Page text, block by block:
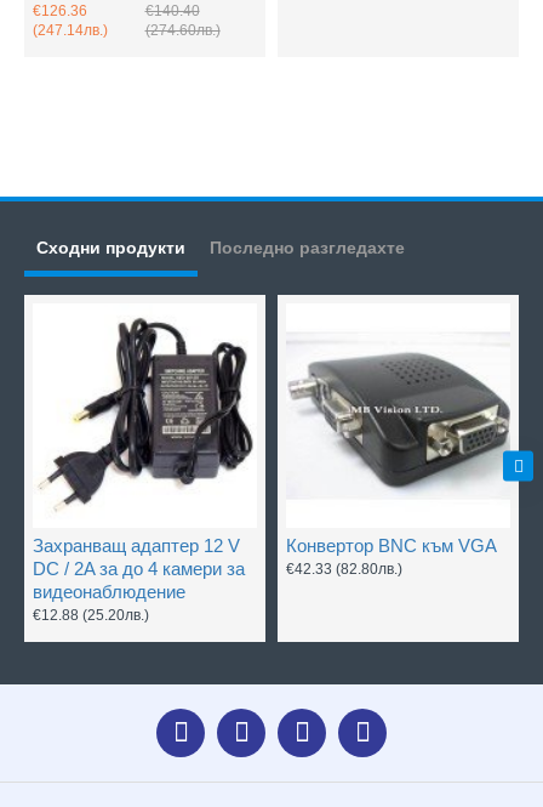
€126.36
(247.14лв.)
€140.40
(274.60лв.)
Сходни продукти Последно разгледахте
Захранващ адаптер 12 V
DC / 2A за до 4 камери за
видеонаблюдение
€12.88 (25.20лв.)
Конвертор BNC към VGA
€42.33 (82.80лв.)